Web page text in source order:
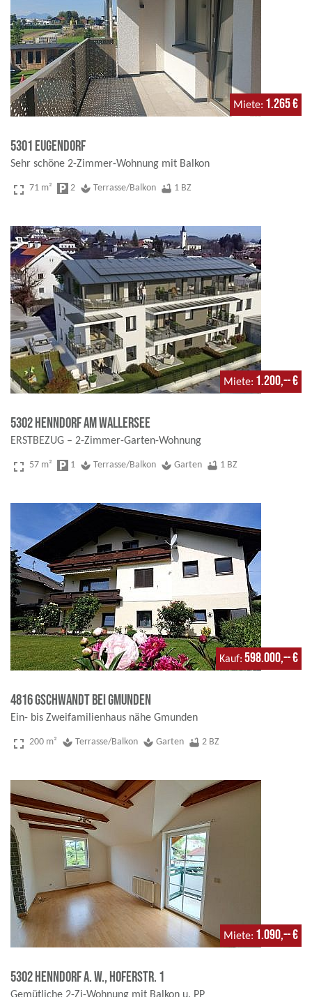
Miete 1.265 €
5301 Eugendorf
Sehr schöne 2-Zimmer-Wohnung mit Balkon
fullscreen 71 m² local_parking 2 spa Terrasse/Balkon bathtub 1 BZ
Miete 1.200,-- €
5302 Henndorf am Wallersee
ERSTBEZUG – 2-Zimmer-Garten-Wohnung
fullscreen 57 m² local_parking 1 spa Terrasse/Balkon spa Garten bathtub 1 BZ
Kauf 598.000,-- €
4816 Gschwandt bei Gmunden
Ein- bis Zweifamilienhaus nähe Gmunden
fullscreen 200 m² spa Terrasse/Balkon spa Garten bathtub 2 BZ
Miete 1.090,-- €
5302 Henndorf a. W., Hoferstr. 1